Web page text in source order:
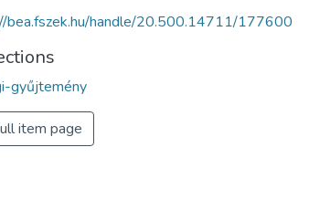
bea.fszek.hu/handle/20.500.14711/177600
gyűjtemény
item page